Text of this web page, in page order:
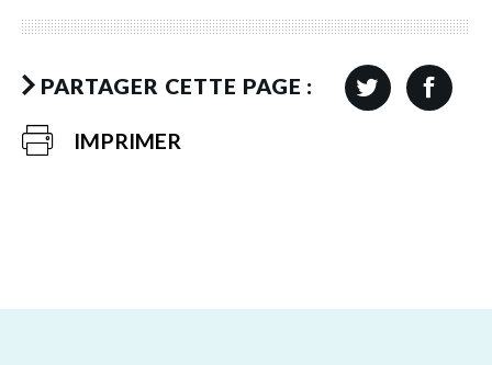
PARTAGER CETTE PAGE :
IMPRIMER